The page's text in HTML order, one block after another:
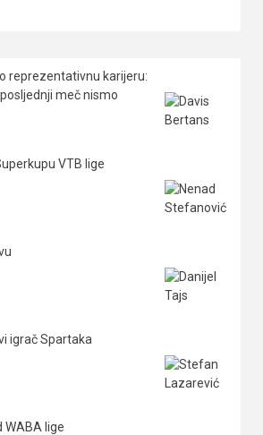
reprezentativnu karijeru:
meč nismo
VTB lige
igrač Spartaka
WABA lige